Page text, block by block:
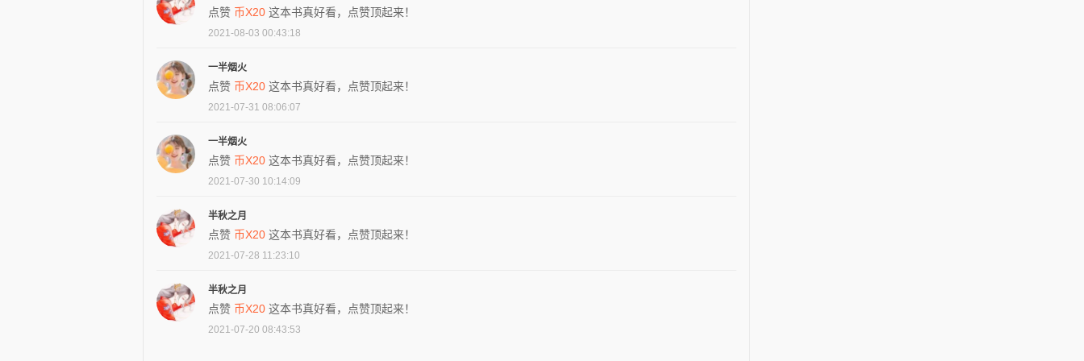
点赞 币X20 这本书真好看，点赞顶起来！
2021-08-03 00:43:18
一半烟火
点赞 币X20 这本书真好看，点赞顶起来！
2021-07-31 08:06:07
一半烟火
点赞 币X20 这本书真好看，点赞顶起来！
2021-07-30 10:14:09
半秋之月
点赞 币X20 这本书真好看，点赞顶起来！
2021-07-28 11:23:10
半秋之月
点赞 币X20 这本书真好看，点赞顶起来！
2021-07-20 08:43:53